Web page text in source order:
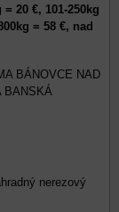
20 €, 101-250kg
= 58 €, nad
BÁNOVCE NAD
BANSKÁ
nerezový